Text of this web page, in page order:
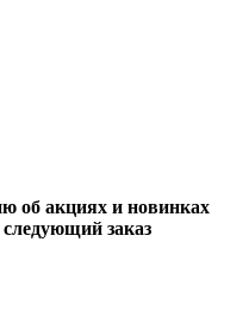
об акциях и новинках
заказ